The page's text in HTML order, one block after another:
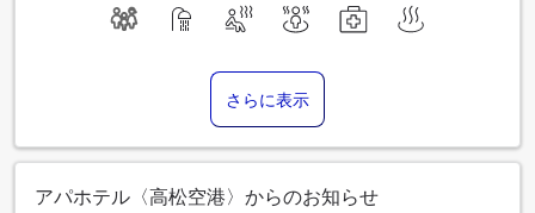
さらに表示
アパホテル〈高松空港〉からのお知らせ